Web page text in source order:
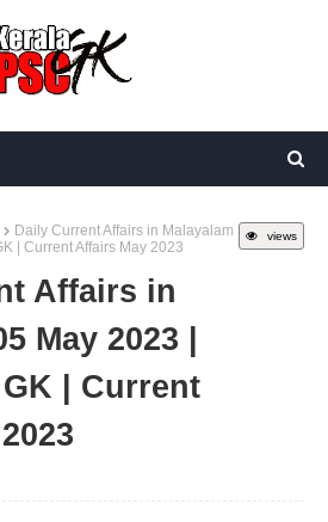
views
Daily Current Affairs in Malayalam
| Current Affairs May 2023
Affairs in
May 2023 |
| Current